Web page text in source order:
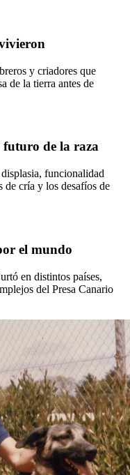
y criadores que
de la tierra antes de
futuro de la raza
funcionalidad
de cría y los desafíos de
el mundo
en distintos países,
del Presa Canario